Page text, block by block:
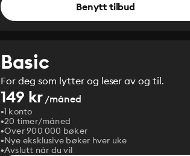
Benytt tilbud
Basic
For deg som lytter og leser av og til.
149 kr/måned
1 konto
20 timer/måned
Over 900 000 bøker
Nye eksklusive bøker hver uke
Avslutt når du vil